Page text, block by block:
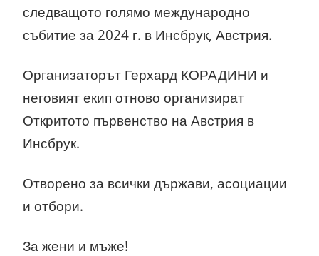
следващото голямо международно
събитие за 2024 г. в Инсбрук, Австрия.
Организаторът Герхард КОРАДИНИ и
неговият екип отново организират
Откритото първенство на Австрия в
Инсбрук.
Отворено за всички държави, асоциации
и отбори.
За жени и мъже!